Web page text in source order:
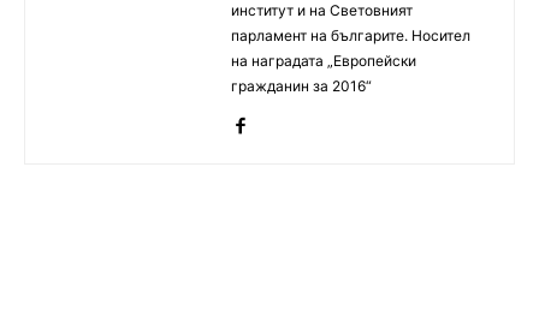
институт и на Световният
парламент на българите. Носител
на наградата „Европейски
гражданин за 2016“